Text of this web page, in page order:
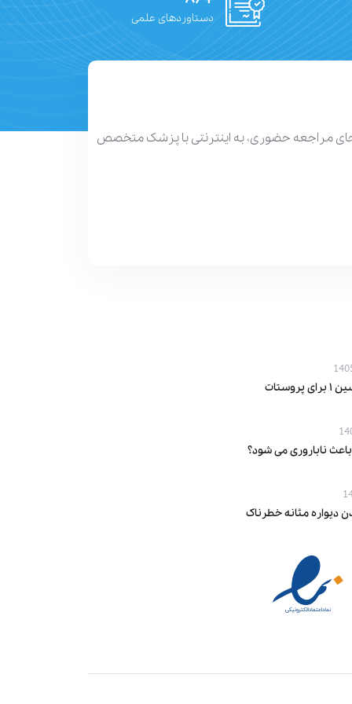
دستاوردهای علمی
مراجعه حضوری، به اینترنتی با پزشک متخصص
ناباروری می‌ شود؟
دیواره مثانه خطرناک